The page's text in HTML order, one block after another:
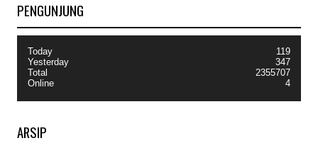
PENGUNJUNG
Today
Yesterday
Total
Online
119
347
2355707
4
ARSIP